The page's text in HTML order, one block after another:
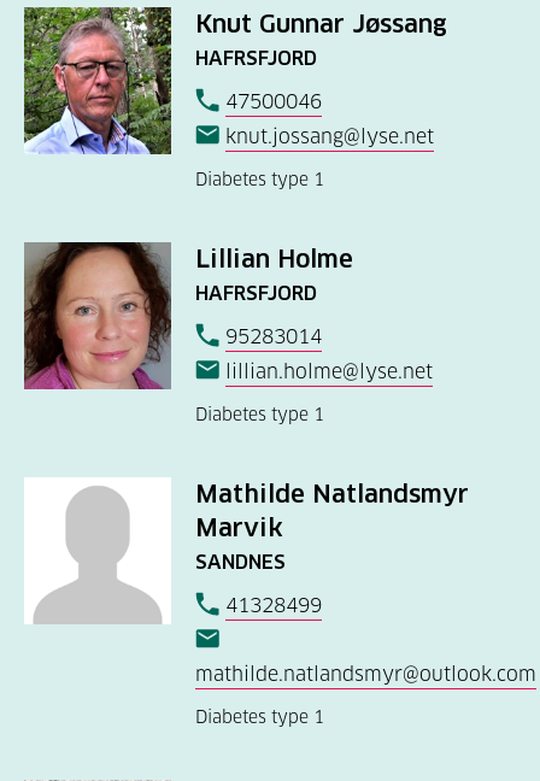
Knut Gunnar Jøssang
HAFRSFJORD
47500046
knut.jossang@lyse.net
Diabetes type 1
Lillian Holme
HAFRSFJORD
95283014
lillian.holme@lyse.net
Diabetes type 1
Mathilde Natlandsmyr
Marvik
SANDNES
41328499
mathilde.natlandsmyr@outlook.com
Diabetes type 1